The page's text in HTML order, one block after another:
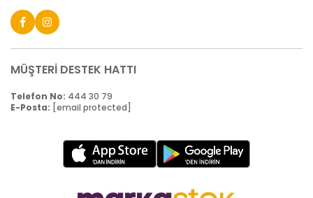
MÜŞTERİ DESTEK HATTI
Telefon No: 444 30 79
E-Posta: [email protected]